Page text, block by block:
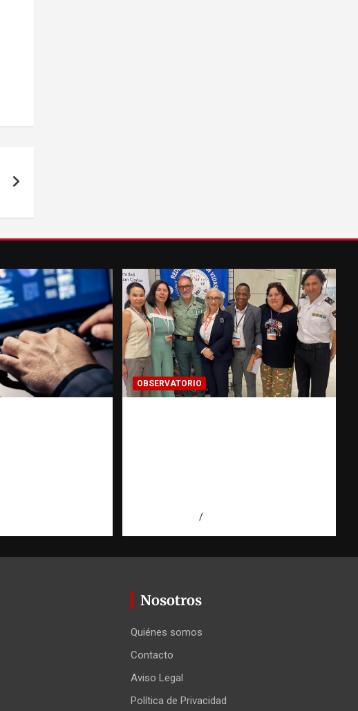
OBSERVATORIO
Nosotros
Quiénes somos
Contacto
Aviso Legal
Política de Privacidad